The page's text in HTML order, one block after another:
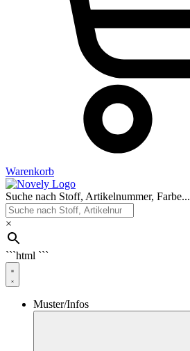
Warenkorb
Suche nach Stoff, Artikelnummer, Farbe...
×
```html ```
Muster/Infos